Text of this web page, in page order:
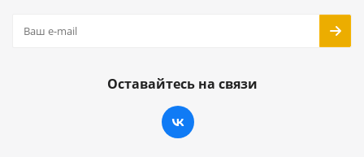
Оставайтесь на связи